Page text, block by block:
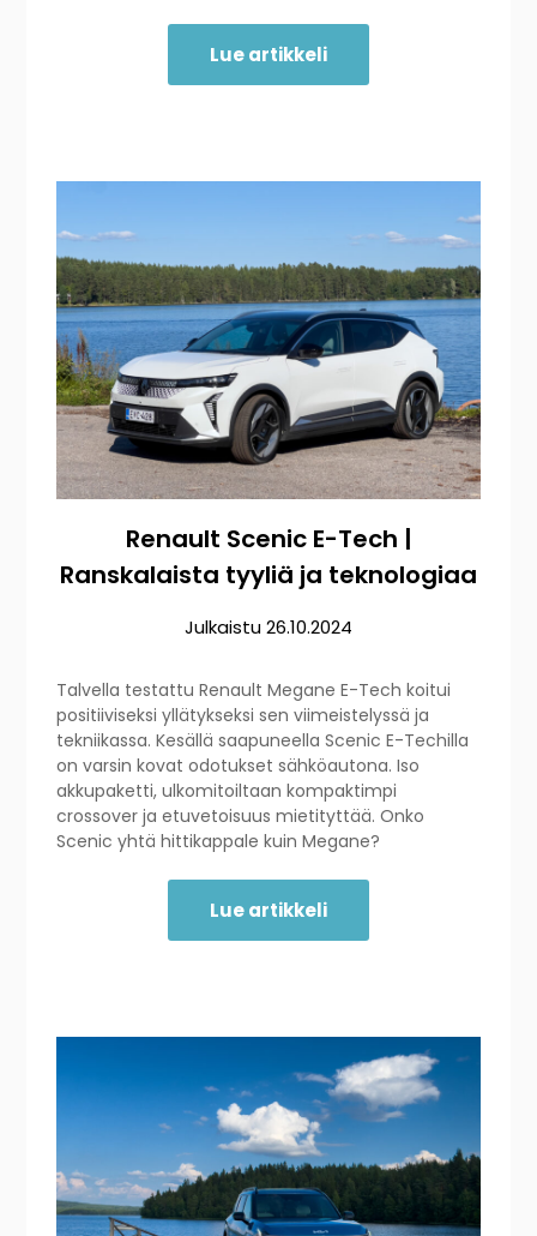
Lue artikkeli
Renault Scenic E-Tech |
Ranskalaista tyyliä ja teknologiaa
Julkaistu26.10.2024
Talvella testattu Renault Megane E-Tech koitui
positiiviseksi yllätykseksi sen viimeistelyssä ja
tekniikassa. Kesällä saapuneella Scenic E-Techilla
on varsin kovat odotukset sähköautona. Iso
akkupaketti, ulkomitoiltaan kompaktimpi
crossover ja etuvetoisuus mietityttää. Onko
Scenic yhtä hittikappale kuin Megane?
Lue artikkeli